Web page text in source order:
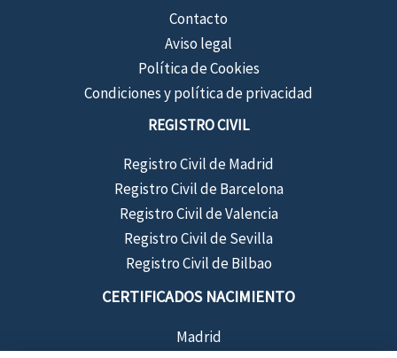
Contacto
Aviso legal
Política de Cookies
Condiciones y política de privacidad
REGISTRO CIVIL
Registro Civil de Madrid
Registro Civil de Barcelona
Registro Civil de Valencia
Registro Civil de Sevilla
Registro Civil de Bilbao
CERTIFICADOS NACIMIENTO
Madrid